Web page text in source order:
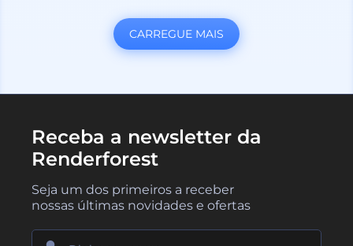
CARREGUE MAIS
Receba a newsletter da
Renderforest
Seja um dos primeiros a receber
nossas últimas novidades e ofertas